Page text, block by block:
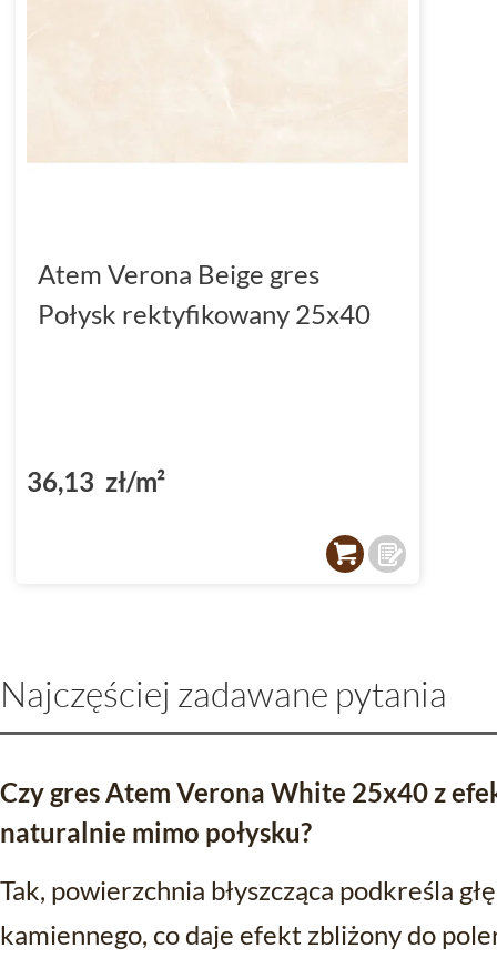
Atem Verona Beige gres
Połysk rektyfikowany 25x40
36,13 zł/m²
Najczęściej zadawane pytania
Czy gres Atem Verona White 25x40 z
naturalnie mimo połysku?
Tak, powierzchnia błyszcząca podkreśla
kamiennego, co daje efekt zbliżony do